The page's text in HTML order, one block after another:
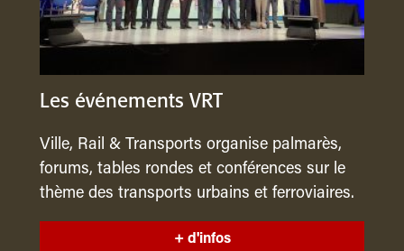
Les événements VRT
Ville, Rail & Transports organise palmarès,
forums, tables rondes et conférences sur le
thème des transports urbains et ferroviaires.
+ d'infos